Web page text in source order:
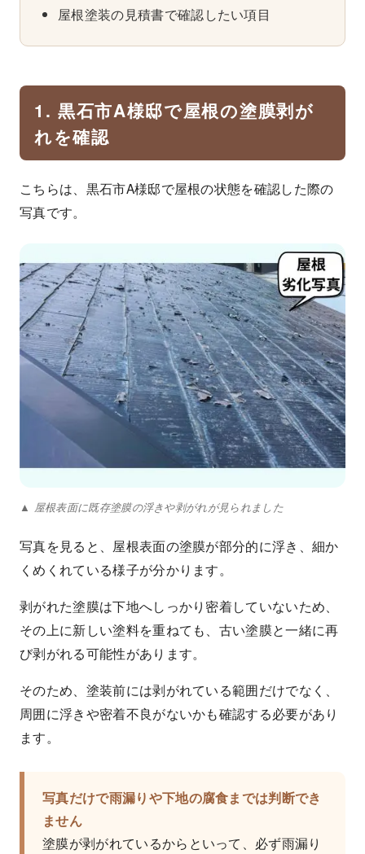
屋根塗装の見積書で確認したい項目
1. 黒石市A様邸で屋根の塗膜剥が
れを確認
こちらは、黒石市A様邸で屋根の状態を確認した際の
写真です。
▲ 屋根表面に既存塗膜の浮きや剥がれが見られました
写真を見ると、屋根表面の塗膜が部分的に浮き、細か
くめくれている様子が分かります。
剥がれた塗膜は下地へしっかり密着していないため、
その上に新しい塗料を重ねても、古い塗膜と一緒に再
び剥がれる可能性があります。
そのため、塗装前には剥がれている範囲だけでなく、
周囲に浮きや密着不良がないかも確認する必要があり
ます。
写真だけで雨漏りや下地の腐食までは判断でき
ません
塗膜が剥がれているからといって、必ず雨漏り